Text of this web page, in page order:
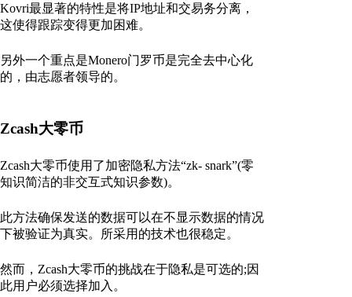
Kovri最显著的特性是将IP地址和交易务分离，
这使得跟踪变得更加困难。
另外一个重点是Monero门罗币是完全去中心化
的，由志愿者领导的。
Zcash大零币
Zcash大零币使用了加密隐私方法“zk- snark”(零
知识简洁的非交互式知识参数)。
此方法确保发送的数据可以在不显示数据的情况
下被验证为真实。所采用的技术也很稳定。
然而，Zcash大零币的挑战在于隐私是可选的;因
此用户必须选择加入。